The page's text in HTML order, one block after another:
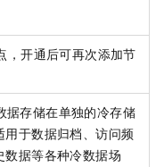
，开通后可再次添加节
据存储在单独的冷存储
用于数据归档、访问频
数据等各种冷数据场